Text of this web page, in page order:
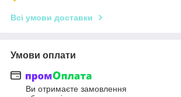
Всі умови доставки
Умови оплати
Ви отримаєте замовлення